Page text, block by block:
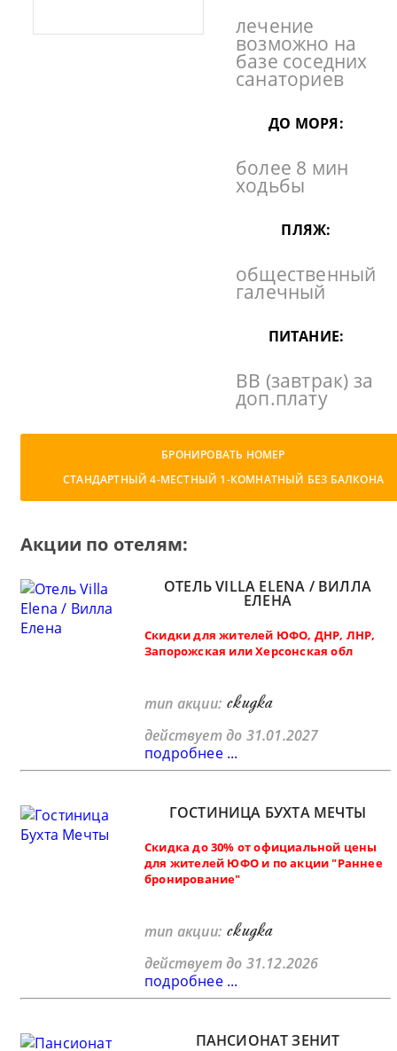
лечение
возможно на
базе соседних
санаториев
ДО МОРЯ:
более 8 мин
ходьбы
ПЛЯЖ:
общественный
галечный
ПИТАНИЕ:
BB (завтрак) за
доп.плату
БРОНИРОВАТЬ НОМЕР
СТАНДАРТНЫЙ 4-МЕСТНЫЙ 1-КОМНАТНЫЙ БЕЗ БАЛКОНА
Акции по отелям:
ОТЕЛЬ VILLA ELENA / ВИЛЛА
ЕЛЕНА
Скидки для жителей ЮФО, ДНР, ЛНР,
Запорожская или Херсонская обл
тип акции: скидка
действует до 31.01.2027
подробнее ...
ГОСТИНИЦА БУХТА МЕЧТЫ
Скидка до 30% от официальной цены
для жителей ЮФО и по акции "Раннее
бронирование"
тип акции: скидка
действует до 31.12.2026
подробнее ...
ПАНСИОНАТ ЗЕНИТ